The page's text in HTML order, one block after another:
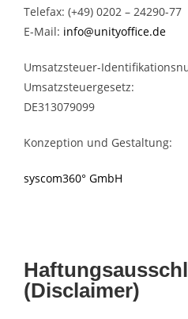
Telefax: (+49) 0202 – 24290-77
E-Mail: info@unityoffice.de
Umsatzsteuer-
Umsatzsteuergesetz:
DE313079099
Konzeption und Gestaltung:
syscom360° GmbH
(Disclaimer)